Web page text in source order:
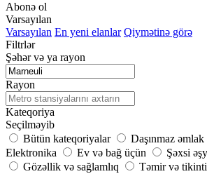
Abonə ol
Varsayılan
Varsayılan En yeni elanlar Qiymətinə görə
Filtrlər
Şəhər və ya rayon
Rayon
Kateqoriya
Seçilməyib
Bütün kateqoriyalar
Daşınmaz əmlak
Elektronika
Ev və bağ üçün Şəxsi
Gözəllik və sağlamlıq
Təmir və tikinti